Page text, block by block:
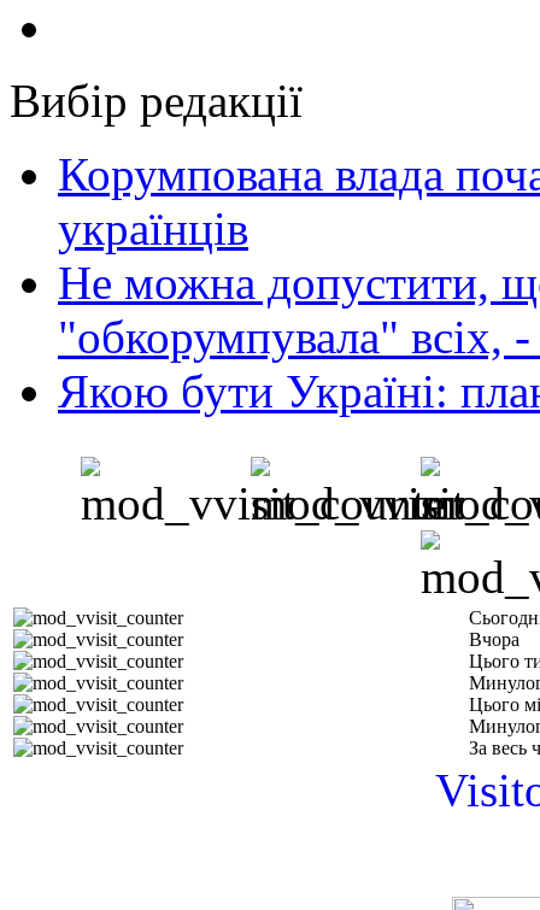
Вибір редакції
Корумпована влада
українців
Не можна допустити,
"обкорумпувала" всіх,
Якою бути Україні:
Вчора
Цього
Цього
За весь